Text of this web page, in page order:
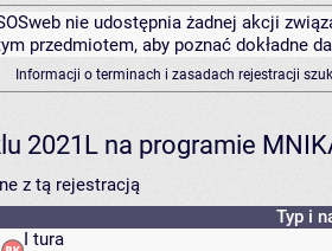
nie udostępnia żadnej akcji
przedmiotem, aby poznać dokładne
Informacji o terminach i zasadach rejestracji
2021L na programie
z tą rejestracją
Typ i
I tura